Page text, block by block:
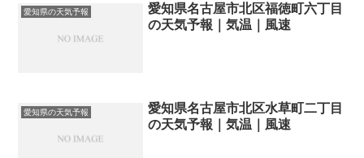
愛知県の天気予報
愛知県名古屋市北区福徳町六丁目
の天気予報｜気温｜風速
愛知県の天気予報
愛知県名古屋市北区水草町二丁目
の天気予報｜気温｜風速